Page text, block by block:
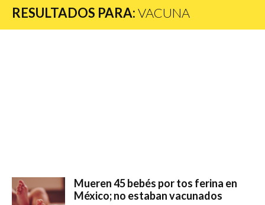
RESULTADOS PARA:VACUNA
Mueren 45 bebés por tos ferina en
México; no estaban vacunados